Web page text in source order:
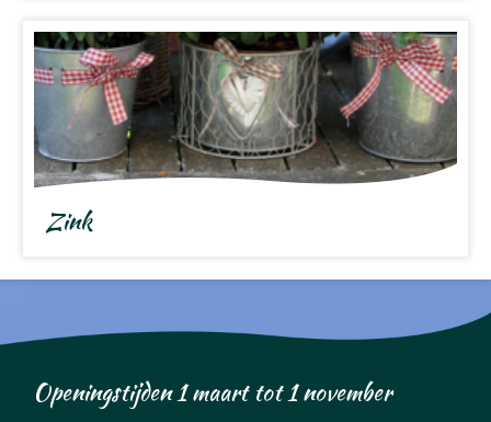
Zink
Openingstijden 1 maart tot 1 november